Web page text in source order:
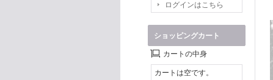
ログインはこちら
ショッピングカート
カートの中身
カートは空です。